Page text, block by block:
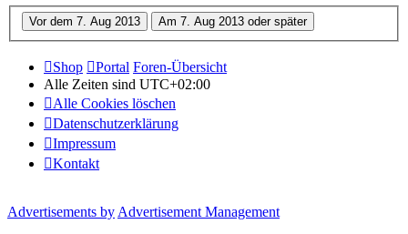
Shop Portal Foren-Übersicht
Alle Zeiten sind UTC+02:00
Alle Cookies löschen
Datenschutzerklärung
Impressum
Kontakt
Advertisements by Advertisement Management